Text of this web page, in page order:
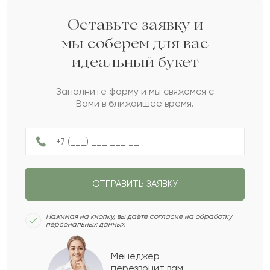
2022-04-03
Рамиз
2022-03-01
Аркадий
Лолита
Б Баян
Иоаким
Оставьте заявку и
мы соберем для вас
идеальный букет
Заполните форму и мы свяжемся с
Вами в ближайшее время.
ОТПРАВИТЬ ЗАЯВКУ
Нажимая на кнопку, вы даёте согласие на обработку
персональных данных
Менеджер